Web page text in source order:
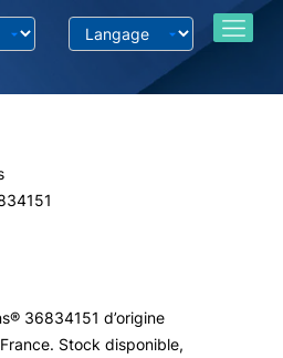
36834151 d’origine
Stock disponible,